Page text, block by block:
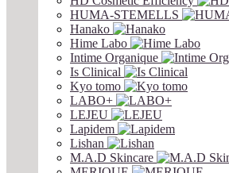
HUMA-STEMELLS
Hanako
Hime Labo
Intime Organique
Is Clinical
Kyo tomo
LABO+
LEJEU
Lapidem
Lishan
M.A.D Skincare